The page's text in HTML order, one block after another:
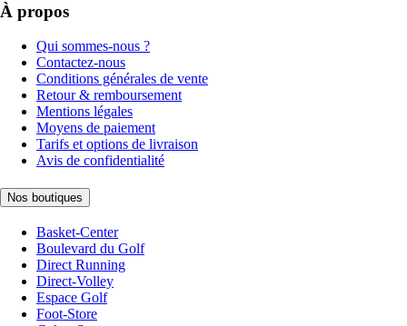
À propos
Qui sommes-nous ?
Contactez-nous
Conditions générales de vente
Retour & remboursement
Mentions légales
Moyens de paiement
Tarifs et options de livraison
Avis de confidentialité
Nos boutiques
Basket-Center
Boulevard du Golf
Direct Running
Direct-Volley
Espace Golf
Foot-Store